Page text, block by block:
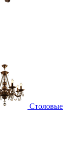
Столовые